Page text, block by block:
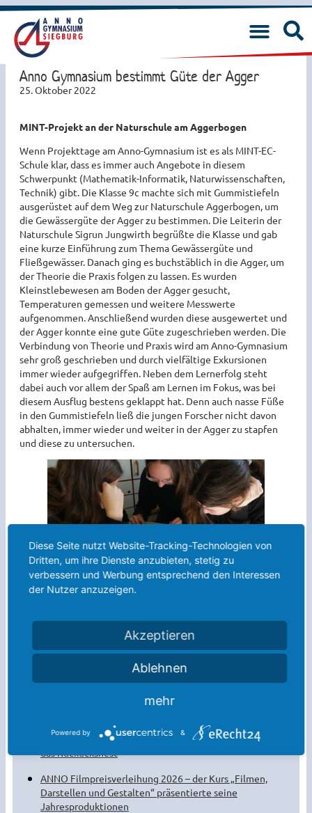
Anno Gymnasium bestimmt Güte der Agger
25. Oktober 2022
MINT-Projekt an der Naturschule am Aggerbogen
Wenn Projekttage am Anno-Gymnasium ist es als MINT-EC-
Schule klar, dass es immer auch Angebote in diesem
Schwerpunkt (Mathematik-Informatik, Naturwissenschaften,
Technik) gibt. Die Klasse 9c machte sich mit Gummistiefeln
ausgerüstet auf dem Weg zur Naturschule Aggerbogen, um
die Gewässergüte der Agger zu bestimmen. Die Leiterin der
Naturschule Sigrun Jungwirth begrüßte die Klasse und gab
eine kurze Einführung zum Thema Gewässergüte und
Fließgewässer. Danach ging es buchstäblich in die Agger, um
der Theorie die Praxis folgen zu lassen. Es wurden
Kleinstlebewesen am Boden der Agger gesucht,
Temperaturen gemessen und weitere Messwerte
aufgenommen. Anschließend wurden diese ausgewertet und
der Agger konnte eine gute Güte zugeschrieben werden. Die
Verbindung von Theorie und Praxis wird am Anno-Gymnasium
sehr groß geschrieben und durch vielfältige Exkursionen
immer wieder aufgegriffen. Neben dem Lernerfolg steht
dabei auch vor allem der Spaß am Lernen im Fokus, was bei
diesem Ausflug bestens geklappt hat. Denn auch nasse Füße
in den Gummistiefeln ließ die jungen Forscher nicht davon
abhalten, immer wieder und weiter in der Agger zu stapfen
und diese zu untersuchen.
Weitere Meldungen:
Die Sommerferien sind da!
Willkommen am Anno! Der Kennenlernnachmittag
Aufführung des Theaterkurses der Q1 – Einer flog über
das Kuckucksnest
ANNO Filmpreisverleihung 2026 – der Kurs „Filmen,
Darstellen und Gestalten“ präsentierte seine
Jahresproduktionen
Diese Seite nutzt Website-Tracking-Technologien von
Dritten, um ihre Dienste anzubieten, stetig zu
verbessern und Werbung entsprechend den Interessen
der Nutzer anzuzeigen.
Akzeptieren
Ablehnen
mehr
Powered by &